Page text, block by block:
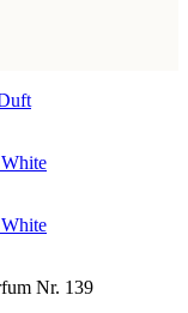
Nr. 139